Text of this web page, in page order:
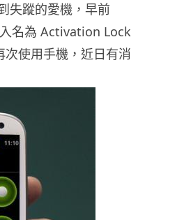
失蹤的愛機，早前
名為 Activation Lock
使用手機，近日有消